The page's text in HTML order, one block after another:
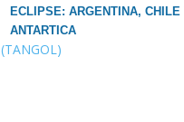
ECLIPSE: ARGENTINA,
ANTARTICA
(TANGOL)